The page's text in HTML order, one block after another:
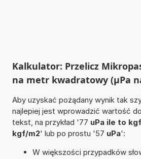
Kalkulator: Przelicz
na metr kwadratowy (µPa
Aby uzyskać pożądany wynik tak
najlepiej jest wprowadzić wartość
tekst, na przykład '77 uPa ile to
kgf/m2' lub po prostu '57 uPa':
W większości przypadków